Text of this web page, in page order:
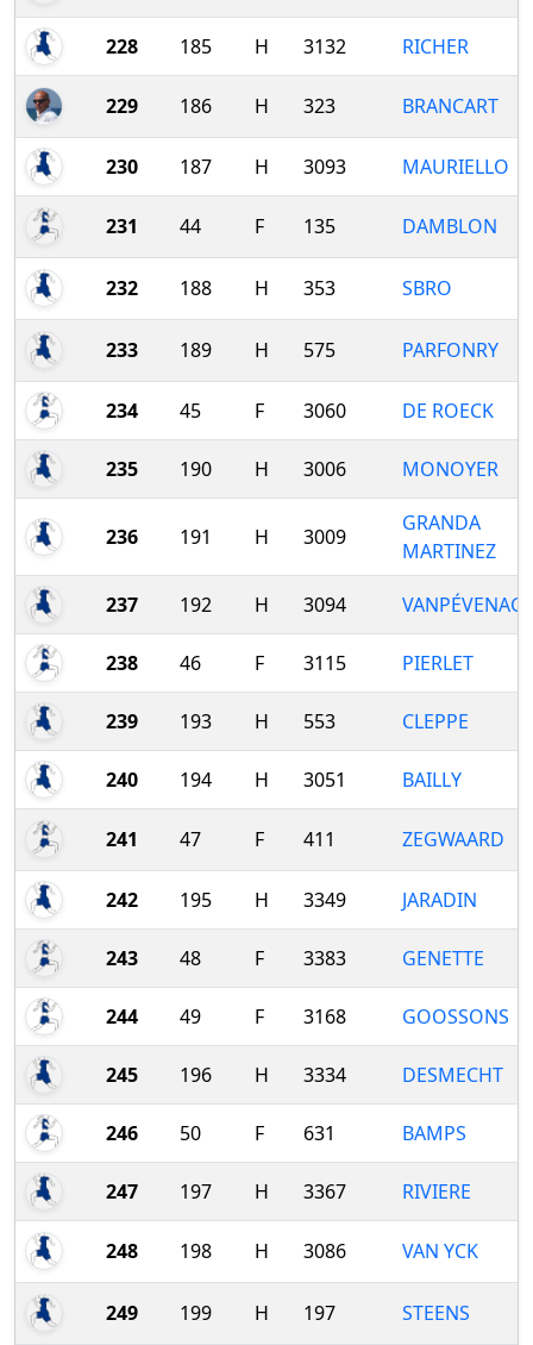
228 185 H 3132 RICHER
229 186 H 323 BRANCART
230 187 H 3093 MAURIELLO
231 44 F 135 DAMBLON
232 188 H 353 SBRO
233 189 H 575 PARFONRY
234 45 F 3060 DE ROECK
235 190 H 3006 MONOYER
236 191 H 3009
GRANDA
MARTINEZ
237 192 H 3094
238 46 F 3115 PIERLET
239 193 H 553 CLEPPE
240 194 H 3051 BAILLY
241 47 F 411 ZEGWAARD
242 195 H 3349 JARADIN
243 48 F 3383 GENETTE
244 49 F 3168 GOOSSONS
245 196 H 3334 DESMECHT
246 50 F 631 BAMPS
247 197 H 3367 RIVIERE
248 198 H 3086 VAN YCK
249 199 H 197 STEENS